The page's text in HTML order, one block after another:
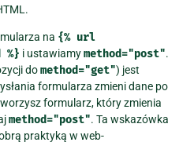
na {% url
%} i ustawiamymethod="post".
domethod="get") jest
formularza zmieni dane po
formularz, który zmienia
method="post". Ta wskazówka
praktyką w web-